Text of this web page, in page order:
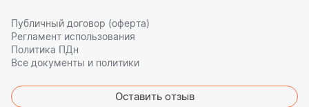
Публичный договор (оферта)
Регламент использования
Политика ПДн
Все документы и политики
Оставить отзыв